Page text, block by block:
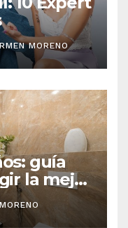
MORENO
guía
la mejor